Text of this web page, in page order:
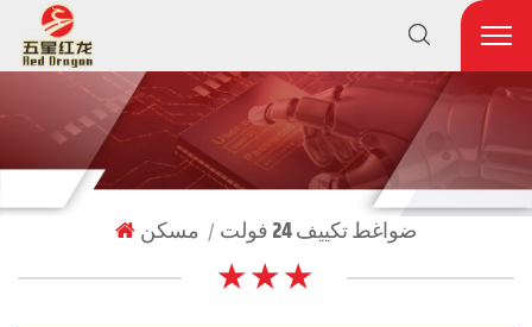
مسكن | ضواغط تكييف 24 فولت
★ ★ ★